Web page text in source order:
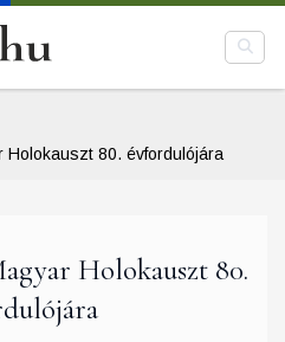
Holokauszt 80. évfordulójára
Holokauszt 80.